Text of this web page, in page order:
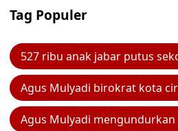
Tag Populer
527 ribu anak jabar putus
Agus Mulyadi birokrat kota
Agus Mulyadi mengundurkan